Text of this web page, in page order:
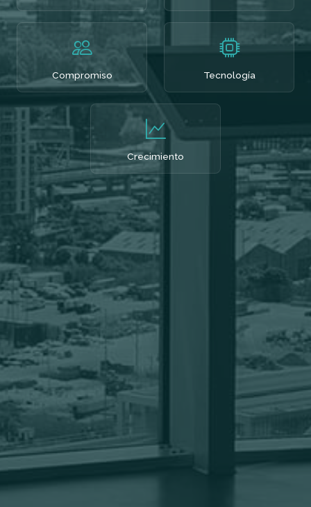
Compromiso Tecnología
Crecimiento